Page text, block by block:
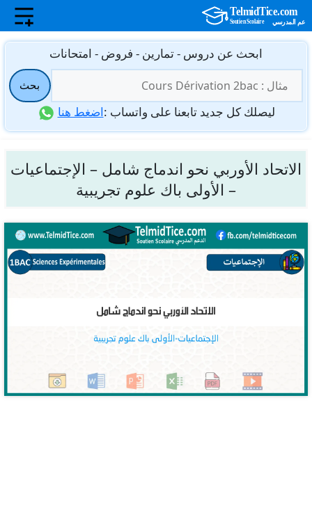
انتقل
المحتوى
ابحث عن دروس - تمارين - فروض - امتحانات
عن:
بحث
ليصلك كل جديد تابعنا على واتساب :اضغط هنا
الاتحاد الأوربي نحو اندماج شامل – الإجتماعيات
– الأولى باك علوم تجريبية